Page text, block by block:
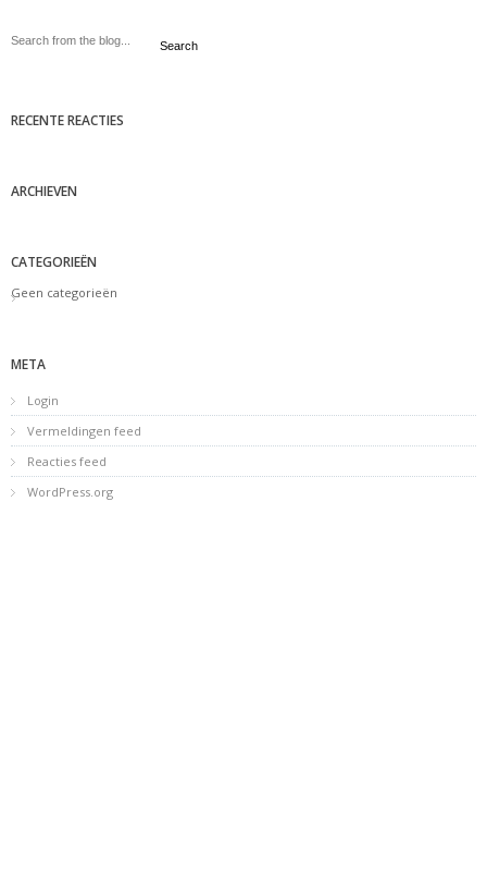
Search
RECENTE REACTIES
ARCHIEVEN
CATEGORIEËN
Geen categorieën
META
Login
Vermeldingen feed
Reacties feed
WordPress.org